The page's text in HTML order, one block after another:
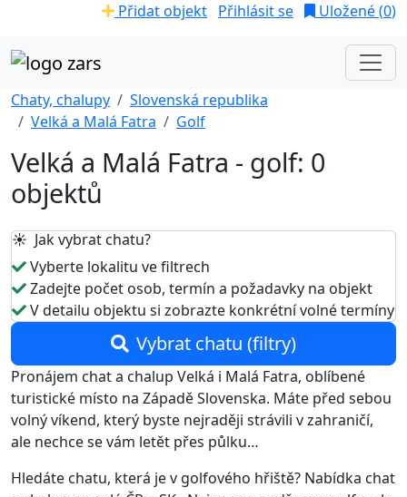
Přidat objekt Přihlásit se Uložené (0)
Chaty, chalupy
Slovenská republika
Velká a Malá Fatra
Golf
Velká a Malá Fatra - golf: 0
objektů
☀️ Jak vybrat chatu?
Vyberte lokalitu ve filtrech
Zadejte počet osob, termín a požadavky na objekt
V detailu objektu si zobrazte konkrétní volné termíny
Vybrat chatu (filtry)
Pronájem chat a chalup Velká i Malá Fatra, oblíbené
turistické místo na Západě Slovenska. Máte před sebou
volný víkend, který byste nejraději strávili v zahraničí,
ale nechce se vám letět přes půlku…
Hledáte chatu, která je v golfového hřiště? Nabídka chat